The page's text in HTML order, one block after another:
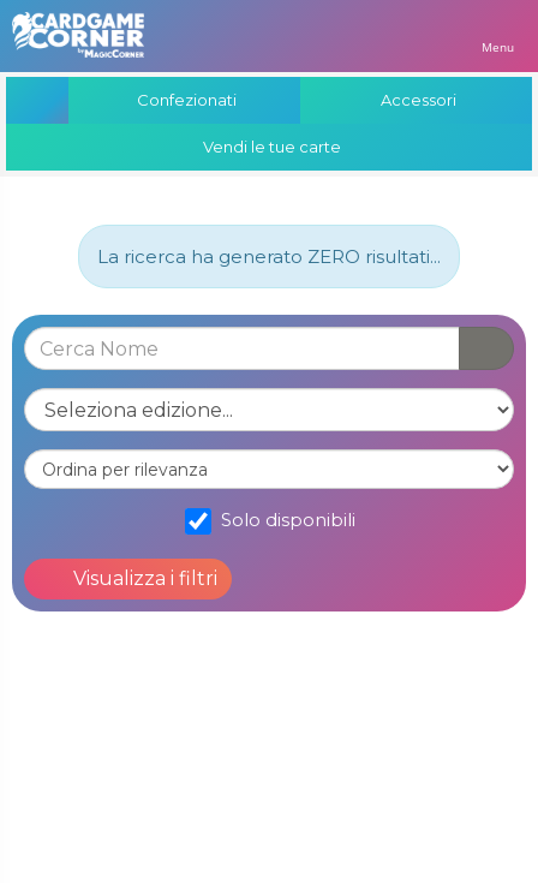
Menu
Confezionati Accessori
Vendi le tue carte
La ricerca ha generato ZERO risultati...
Solo disponibili
Visualizza i filtri